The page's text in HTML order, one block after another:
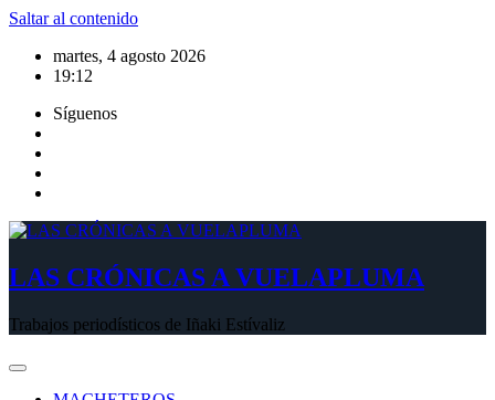
Saltar al contenido
martes, 4 agosto 2026
19:12
Síguenos
LAS CRÓNICAS A VUELAPLUMA
Trabajos periodísticos de Iñaki Estívaliz